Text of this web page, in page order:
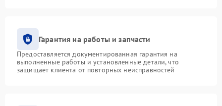
Гарантия на работы и запчасти
Предоставляется документированная гарантия на
выполненные работы и установленные детали, что
защищает клиента от повторных неисправностей